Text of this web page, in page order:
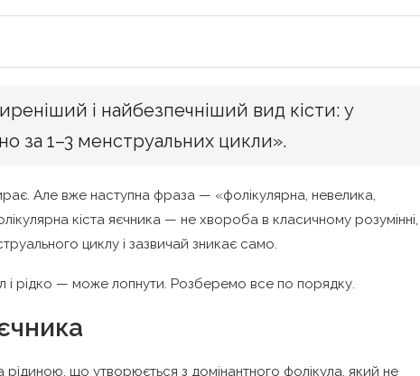
і найбезпечніший вид кісти: у
за 1–3 менструальних цикли».
Але вже наступна фраза — «фолікулярна, невелика,
кіста яєчника — не хвороба в класичному
циклу і зазвичай зникає само.
і рідко — може лопнути. Розберемо все по порядку.
що утворюється з домінантного фолікула, який не